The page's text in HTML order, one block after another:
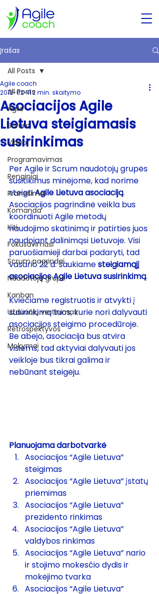
Įrašas
All Posts
Agile
Scrum
Video
Programavimas
Renginiai
Pranešimai
Komanda
Kiti
Fokusavimasi
Scrum pagrindai
Naudotojų grupė
Kanban
Užduočių vertinimas
Retrospektyvos
Mokymai
All Posts
Asociacijos Agile
Lietuva steigiamasis
susirinkimas
Agile coach
2012-02-112 min. skaitymo
Per Agile ir Scrum naudotojų grupės
susitikimus minėjome, kad norime
steigti Agile Lietuva asociaciją.
Asociacijos pagrindinė veikla bus
koordinuoti Agile metodų
naudojimo skatinimą ir patirties juos
naudojant dalinimąsi Lietuvoje. Visi
paruošiamieji darbai padaryti, tad
vasario 22 d. šaukiame steigiamąjį
asociacijos Agile Lietuva susirinkimą.
Kviečiame registruotis ir atvykti į
susirinkimą tuos, kurie nori dalyvauti
asociacijos steigimo procedūroje.
Be abejo, asociacija bus atvira
visiems, tad aktyviai dalyvauti jos
veikloje bus tikrai galima ir
nebūnant steigėju.
Planuojama darbotvarkė
Asociacijos “Agile Lietuva”
steigimas
Asociacijos “Agile Lietuva” įstatų
priėmimas
Asociacijos “Agile Lietuva”
prezidento rinkimas
Asociacijos “Agile Lietuva”
valdybos rinkimas
Asociacijos “Agile Lietuva” nario
ir stojimo mokesčio dydis ir
mokėjimo tvarka
Asociacijos “Agile Lietuva”